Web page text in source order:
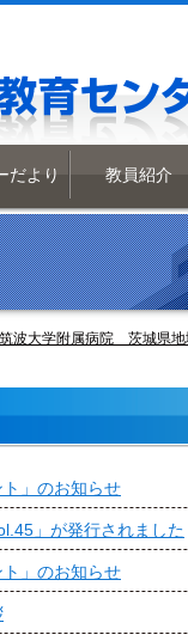
だより 教員紹介
筑波大学附属病院 茨城県地
ト」のお知らせ
」が発行されました
ト」のお知らせ